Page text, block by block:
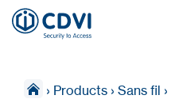
› Products › Sans fil ›